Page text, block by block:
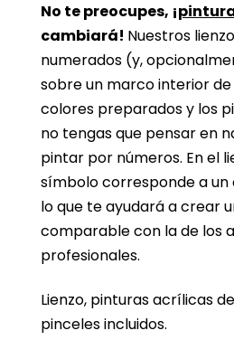
No te preocupes, ¡
cambiará! Nuestros
numerados (y,
sobre un marco interior
colores preparados y los
no tengas que pensar en
pintar por números. En el
símbolo corresponde a
lo que te ayudará a crear
comparable con la de los
profesionales.
Lienzo, pinturas acrílicas
pinceles incluidos.